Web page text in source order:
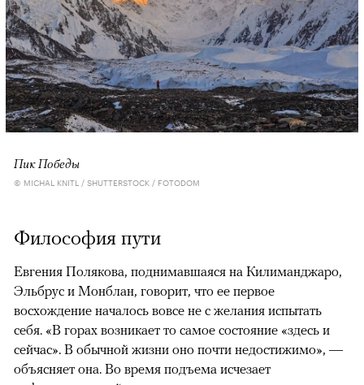
Пик Победы
© MICHAL KNITL / SHUTTERSTOCK / FOTODOM
Философия пути
Евгения Полякова, поднимавшаяся на Килиманджаро,
Эльбрус и Монблан, говорит, что ее первое
восхождение началось вовсе не с желания испытать
себя. «В горах возникает то самое состояние «здесь и
сейчас». В обычной жизни оно почти недостижимо», —
объясняет она. Во время подъема исчезает